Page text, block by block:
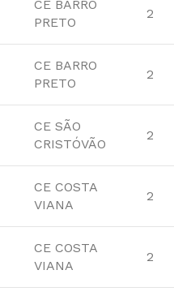
CE BARRO
PRETO
2
CE BARRO
PRETO
2
CE SÃO
CRISTÓVÃO
2
CE COSTA
VIANA
2
CE COSTA
VIANA
2